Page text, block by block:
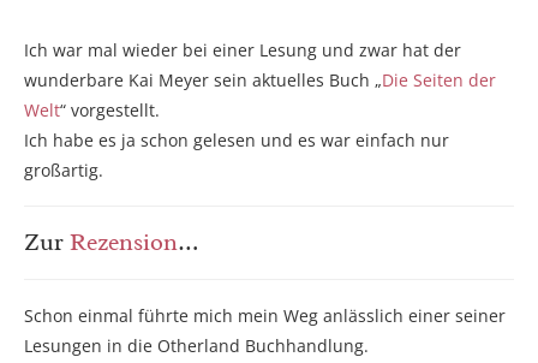
Ich war mal wieder bei einer Lesung und zwar hat der
wunderbare Kai Meyer sein aktuelles Buch „Die Seiten der
Welt“ vorgestellt.
Ich habe es ja schon gelesen und es war einfach nur
großartig.
Zur Rezension…
Schon einmal führte mich mein Weg anlässlich einer seiner
Lesungen in die Otherland Buchhandlung.